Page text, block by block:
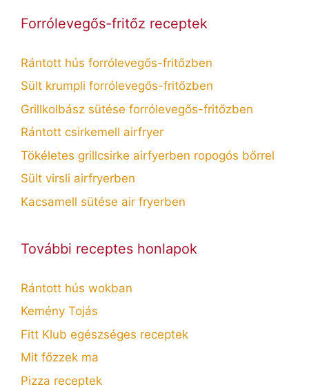
Forrólevegős-fritőz receptek
Rántott hús forrólevegős-fritőzben
Sült krumpli forrólevegős-fritőzben
Grillkolbász sütése forrólevegős-fritőzben
Rántott csirkemell airfryer
Tökéletes grillcsirke airfyerben ropogós bőrrel
Sült virsli airfryerben
Kacsamell sütése air fryerben
További receptes honlapok
Rántott hús wokban
Kemény Tojás
Fitt Klub egészséges receptek
Mit főzzek ma
Pizza receptek